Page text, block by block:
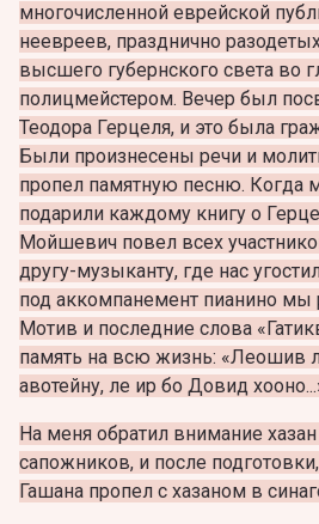
многочисленной еврейской
неевреев, празднично
высшего губернского света во
полицмейстером. Вечер был
Теодора Герцеля, и это была
Были произнесены речи и
пропел памятную песню. Когда
подарили каждому книгу о
Мойшевич повел всех
другу-музыканту, где нас
под аккомпанемент пианино мы
Мотив и последние слова
память на всю жизнь: «Леошив
авотейну, ле ир бо Довид
На меня обратил внимание хазан
сапожников, и после
Гашана пропел с хазаном в